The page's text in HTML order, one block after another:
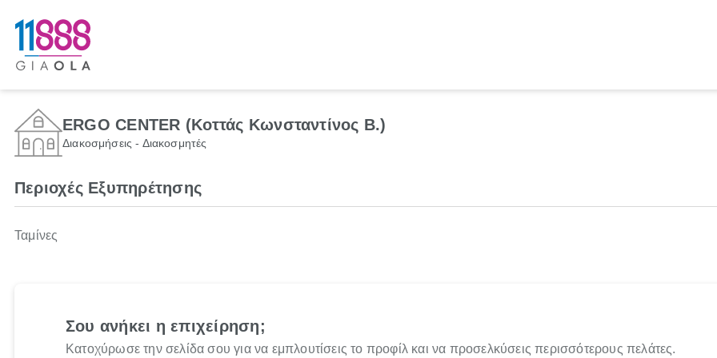
ERGO CENTER (Κοττάς Κωνσταντίνος Β.)
Διακοσμήσεις - Διακοσμητές
Περιοχές Εξυπηρέτησης
Ταμίνες
Σου ανήκει η επιχείρηση;
Κατοχύρωσε την σελίδα σου για να εμπλουτίσεις το προφίλ και να προσελκύσεις περισσότερους πελάτες.